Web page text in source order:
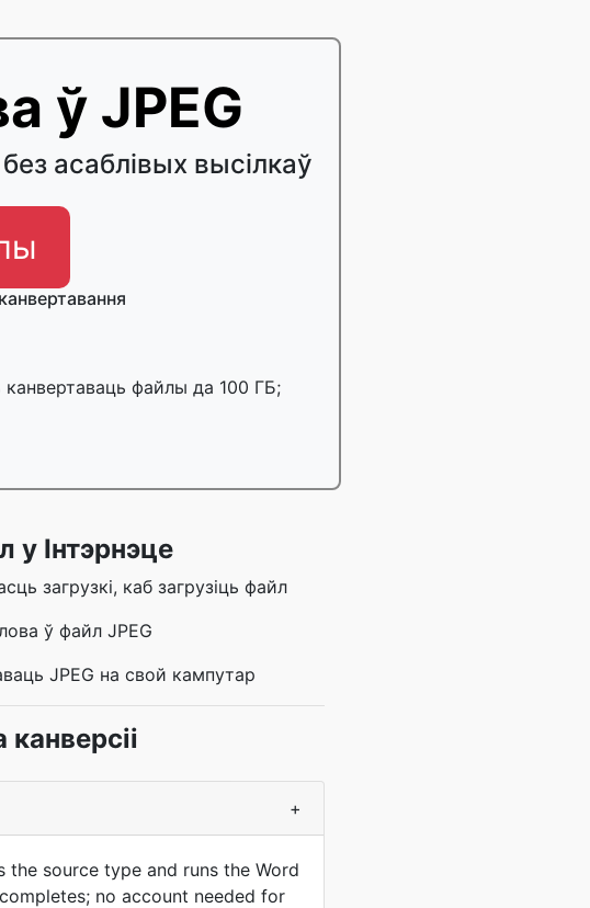
ў JPEG
асаблівых высілкаў
канвертаваць файлы да 100 ГБ;
у Інтэрнэце
загрузкі, каб загрузіць файл
ў файл JPEG
JPEG на свой кампутар
+
source type and runs the Word
no account needed for